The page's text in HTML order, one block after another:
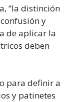
“la distinción
y
de aplicar la
deben
para definir a
y patinetes